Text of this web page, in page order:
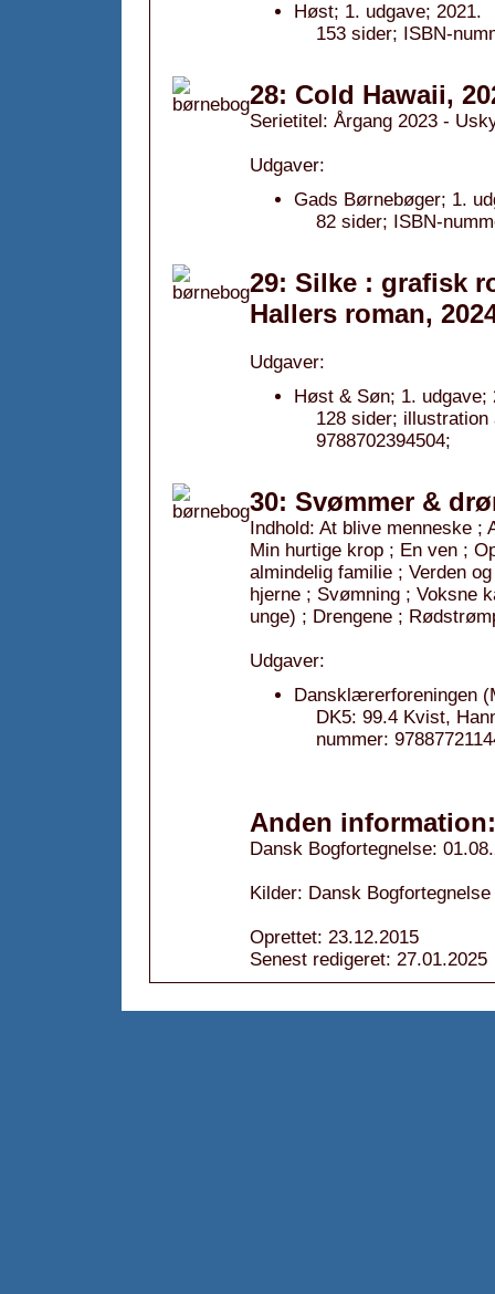
Høst; 1. udgave; 2021.
153 sider; ISBN-
28: Cold Hawaii,
Serietitel: Årgang 2023 -
Udgaver:
Gads Børnebøger; 1.
82 sider; ISBN-
29: Silke : grafisk
Hallers roman,
Udgaver:
Høst & Søn; 1. udgave;
128 sider;
9788702394504;
30: Svømmer &
Indhold: At blive menneske
Min hurtige krop ; En ven ;
almindelig familie ; Verden
hjerne ; Svømning ; Voksne
unge) ; Drengene ;
Udgaver:
Dansklærerforeningen
DK5: 99.4 Kvist,
nummer:
Anden information:
Dansk Bogfortegnelse:
Kilder: Dansk Bogfortegnelse
Oprettet: 23.12.2015
Senest redigeret: 27.01.2025